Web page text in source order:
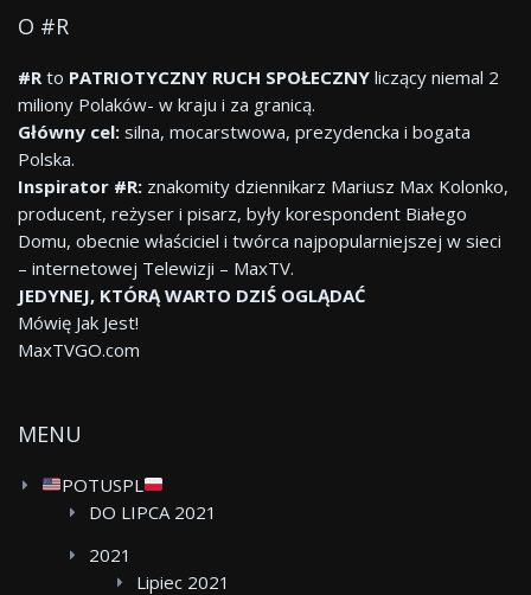
O #R
#R to PATRIOTYCZNY RUCH SPOŁECZNY liczący niemal 2
miliony Polaków- w kraju i za granicą.
Główny cel: silna, mocarstwowa, prezydencka i bogata
Polska.
Inspirator #R: znakomity dziennikarz Mariusz Max Kolonko,
producent, reżyser i pisarz, były korespondent Białego
Domu, obecnie właściciel i twórca najpopularniejszej w sieci
– internetowej Telewizji – MaxTV.
JEDYNEJ, KTÓRĄ WARTO DZIŚ OGLĄDAĆ
Mówię Jak Jest!
MaxTVGO.com
MENU
POTUSPL
DO LIPCA 2021
2021
Lipiec 2021